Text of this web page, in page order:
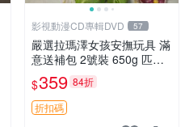
影視動漫CD專輯DVD 57
嚴選拉瑪澤女孩安撫玩具 滿
意送補包 2號裝 650g 匹配
嬰幼童舒壓好伴侶 女孩專用
安心選擇 安撫玩偶 衝包 玩
具
$359 84折
折扣碼